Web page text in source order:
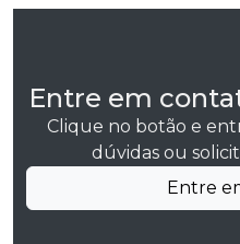
Entre em
Clique no botão e
dúvidas ou
Entre